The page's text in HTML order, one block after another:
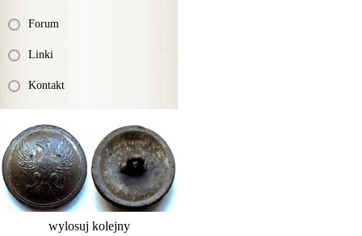
Forum
Linki
Kontakt
wylosuj kolejny